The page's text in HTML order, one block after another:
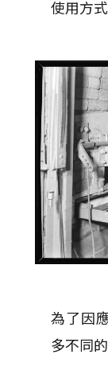
使用方式
為了因
多不同